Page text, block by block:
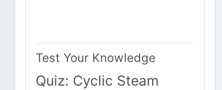
Test Your Knowledge
Quiz: Cyclic Steam